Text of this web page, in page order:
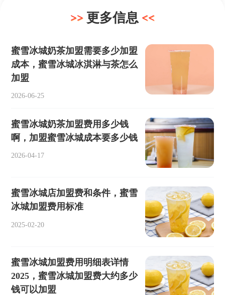
更多信息
蜜雪冰城奶茶加盟需要多少加盟
成本，蜜雪冰城冰淇淋与茶怎么
加盟
2026-06-25
蜜雪冰城奶茶加盟费用多少钱
啊，加盟蜜雪冰城成本要多少钱
2026-04-17
蜜雪冰城店加盟费和条件，蜜雪
冰城加盟费用标准
2025-02-20
蜜雪冰城加盟费用明细表详情
2025，蜜雪冰城加盟费大约多少
钱可以加盟